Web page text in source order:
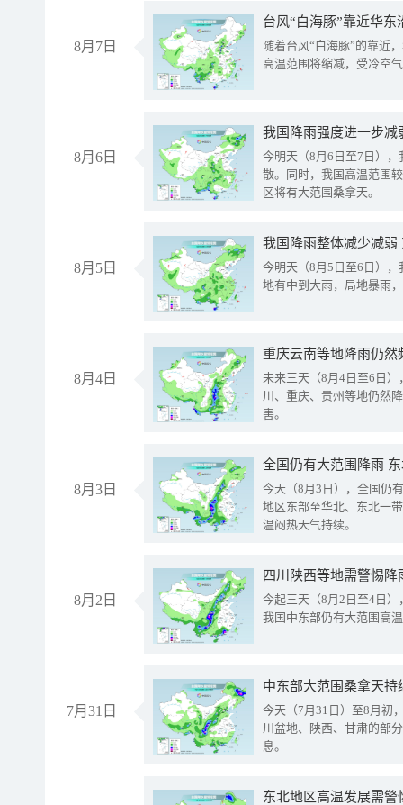
8月7日
台风“白海豚”靠近华
随着台风“白海豚”的靠近
高温范围将缩减，受冷空
8月6日
今明天（8月6日至7日）
散。同时，我国高温范围
区将有大范围桑拿天。
8月5日
我国降雨整体减少减弱
今明天（8月5日至6日）
地有中到大雨，局地暴雨
8月4日
重庆云南等地降雨仍然
未来三天（8月4日至6日
川、重庆、贵州等地仍然
害。
8月3日
全国仍有大范围降雨
今天（8月3日），全国仍
地区东部至华北、东北一
温闷热天气持续。
8月2日
今起三天（8月2日至4日
我国中东部仍有大范围高
7月31日
中东部大范围桑拿天
今天（7月31日）至8月初
川盆地、陕西、甘肃的部
息。
东北地区高温发展需